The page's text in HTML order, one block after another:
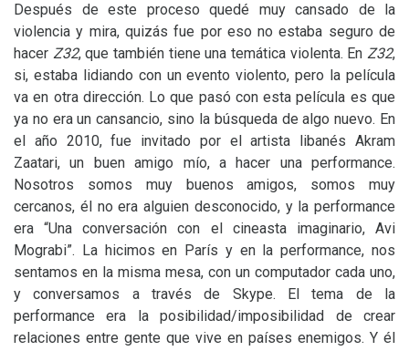
Después de este proceso quedé muy cansado de la
violencia y mira, quizás fue por eso no estaba seguro de
hacer Z32, que también tiene una temática violenta. EnZ32,
si, estaba lidiando con un evento violento, pero la película
va en otra dirección. Lo que pasó con esta película es que
ya no era un cansancio, sino la búsqueda de algo nuevo. En
el año 2010, fue invitado por el artista libanés Akram
Zaatari, un buen amigo mío, a hacer una performance.
Nosotros somos muy buenos amigos, somos muy
cercanos, él no era alguien desconocido, y la performance
era “Una conversación con el cineasta imaginario, Avi
Mograbi”. La hicimos en París y en la performance, nos
sentamos en la misma mesa, con un computador cada uno,
y conversamos a través de Skype. El tema de la
performance era la posibilidad/imposibilidad de crear
relaciones entre gente que vive en países enemigos. Y él